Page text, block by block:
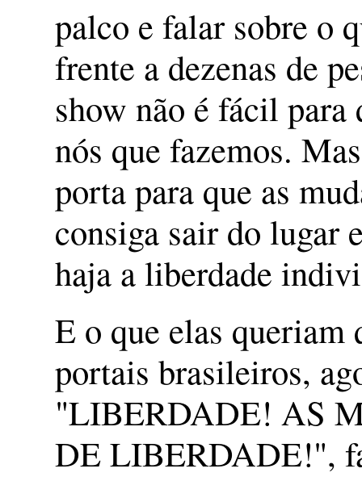
palco e falar sobre o
frente a dezenas de
show não é fácil para
nós que fazemos.
porta para que as
consiga sair do lugar
haja a liberdade
E o que elas queriam
portais brasileiros,
"LIBERDADE! AS
DE LIBERDADE!",